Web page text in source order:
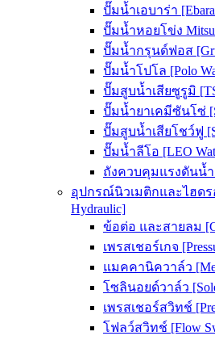
ปั๊มน้ำเอบาร่า [Ebara
ปั๊มน้ำหอยโข่ง
ปั๊มน้ำกรุนด์ฟอส
ปั๊มน้ำโปโล [Polo
ปั๊มสูบน้ำเสียซูรูมิ
ปั๊มน้ำยาเคมีซันโซ่
ปั๊มสูบน้ำเสียโชว์ฟู
ปั๊มน้ำลีโอ [LEO
ถังควบคุมแรงดันน้ำ
อุปกรณ์นิวเมติกและไฮดร
Hydraulic]
ข้อต่อ และสายลม
เพรสเชอร์เกจ
แมคคานิควาล์ว
โซลินอยด์วาล์ว
เพรสเชอร์สวิทช์
โฟลว์สวิทช์ [Flow